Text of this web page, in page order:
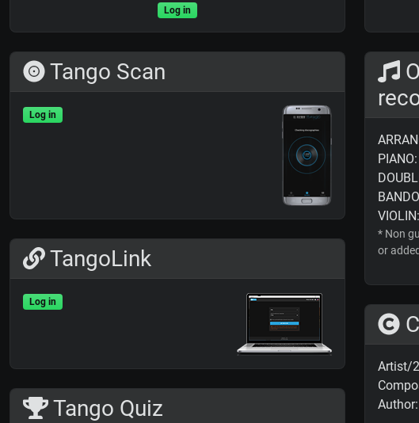
Log in
Tango Scan
Log in
TangoLink
Log in
Tango Quiz
PIANO:
VIOLIN:
* Non
or
Artist/2
Author: